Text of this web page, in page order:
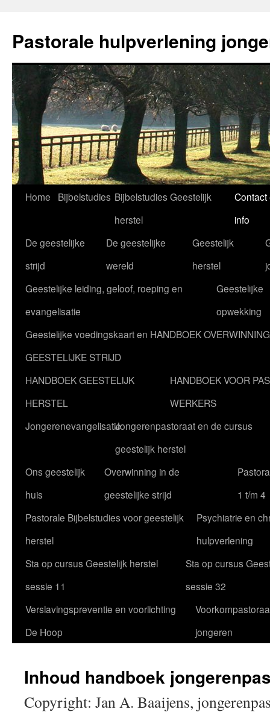
de
inhoud
Pastorale hulpverlening
Home Bijbelstudies Bijbelstudies Geestelijk
herstel
Contact
info
De geestelijke
strijd
De geestelijke
wereld
Geestelijk
herstel
Geestelijke leiding, geloof, roeping en
evangelisatie
Geestelijke
opwekking
Geestelijke voedingskaart en HANDBOEK
GEESTELIJKE STRIJD
HANDBOEK GEESTELIJK
HERSTEL
HANDBOEK VOOR
WERKERS
JongerenevangelisatieJongerenpastoraat en de cursus
geestelijk herstel
Ons geestelijk
huis
Overwinning in de
geestelijke strijd
1 t/m 4
Pastorale Bijbelstudies voor geestelijk
herstel
Psychiatrie en
hulpverlening
Sta op cursus Geestelijk herstel
sessie 11
Sta op cursus
sessie 32
Verslavingspreventie en voorlichting
De Hoop
jongeren
Inhoud handboek
Copyright: Jan A. Baaijens,